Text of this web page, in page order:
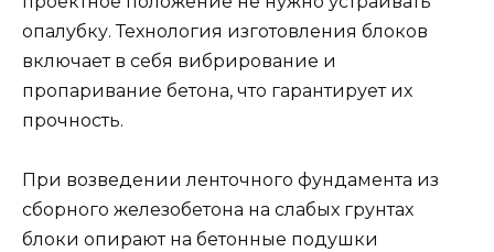
опалубку. Технология изготовления блоков
включает в себя вибрирование и
пропаривание бетона, что гарантирует их
прочность.
При возведении ленточного фундамента из
сборного железобетона на слабых грунтах
блоки опирают на бетонные подушки